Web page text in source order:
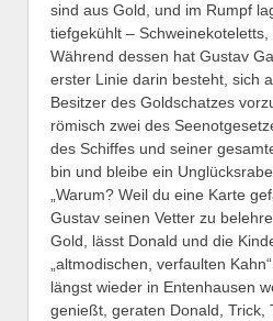
sind aus Gold, und im Rumpf
tiefgekühlt –
Während dessen hat Gustav
erster Linie darin besteht, sich
Besitzer des Goldschatzes
römisch zwei des
des Schiffes und seiner
bin und bleibe ein
„Warum? Weil du eine Karte
Gustav seinen Vetter zu
Gold, lässt Donald und die
„altmodischen, verfaulten
längst wieder in Entenhausen
genießt, geraten Donald, Trick,